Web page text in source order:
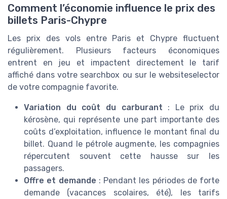
Comment l’économie influence le prix des
billets Paris-Chypre
Les prix des volsentre Paris et Chypre fluctuent
régulièrement. Plusieurs facteurs économiques
entrent en jeu et impactent directement le tarif
affiché dans votre searchbox ou sur lewebsiteselector
de votre compagnie favorite.
Variation du coût du carburant : Le prix du
kérosène, qui représente une part importante des
coûts d’exploitation, influence le montant final du
billet. Quand le pétrole augmente, les compagnies
répercutent souvent cette hausse sur les
passagers.
Offre et demande : Pendant les périodes de forte
demande (vacances scolaires, été), les tarifs